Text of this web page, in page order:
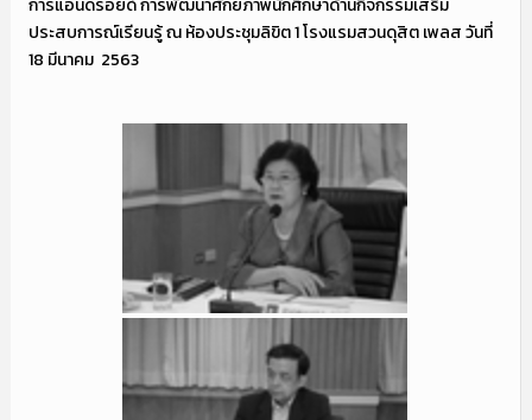
การแอนดรอยด์ การพัฒนาศักยภาพนักศึกษาด้านกิจกรรมเสริม
ประสบการณ์เรียนรู้ ณ ห้องประชุมลิขิต 1 โรงแรมสวนดุสิต เพลส วันที่
18 มีนาคม 2563